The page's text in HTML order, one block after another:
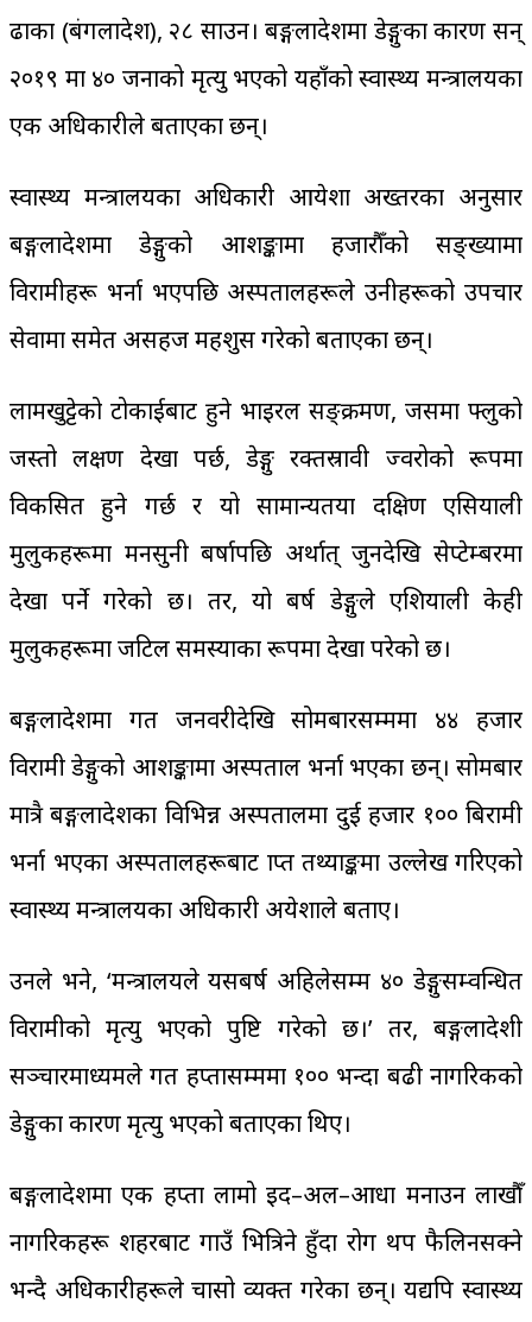
ढाका (बंगलादेश), २८ साउन। बङ्गलादेशमा डेङ्गुका कारण सन्
२०१९ मा ४० जनाको मृत्यु भएको यहाँको स्वास्थ्य मन्त्रालयका
एक अधिकारीले बताएका छन्।
स्वास्थ्य मन्त्रालयका अधिकारी आयेशा अख्तरका अनुसार
बङ्गलादेशमा डेङ्गुको आशङ्कामा हजारौँको सङ्ख्यामा
विरामीहरू भर्ना भएपछि अस्पतालहरूले उनीहरूको उपचार
सेवामा समेत असहज महशुस गरेको बताएका छन्।
लामखुट्टेको टोकाईबाट हुने भाइरल सङ्क्रमण, जसमा फ्लुको
जस्तो लक्षण देखा पर्छ, डेङ्गु रक्तस्रावी ज्वरोको रूपमा
विकसित हुने गर्छ र यो सामान्यतया दक्षिण एसियाली
मुलुकहरूमा मनसुनी बर्षापछि अर्थात् जुनदेखि सेप्टेम्बरमा
देखा पर्ने गरेको छ। तर, यो बर्ष डेङ्गुले एशियाली केही
मुलुकहरूमा जटिल समस्याका रूपमा देखा परेको छ।
बङ्गलादेशमा गत जनवरीदेखि सोमबारसम्ममा ४४ हजार
विरामी डेङ्गुको आशङ्कामा अस्पताल भर्ना भएका छन्। सोमबार
मात्रै बङ्गलादेशका विभिन्न अस्पतालमा दुई हजार १०० बिरामी
भर्ना भएका अस्पतालहरूबाट प्राप्त तथ्याङ्कमा उल्लेख गरिएको
स्वास्थ्य मन्त्रालयका अधिकारी अयेशाले बताए।
उनले भने, ‘मन्त्रालयले यसबर्ष अहिलेसम्म ४० डेङ्गुसम्वन्धित
विरामीको मृत्यु भएको पुष्टि गरेको छ।’ तर, बङ्गलादेशी
सञ्चारमाध्यमले गत हप्तासम्ममा १०० भन्दा बढी नागरिकको
डेङ्गुका कारण मृत्यु भएको बताएका थिए।
बङ्गलादेशमा एक हप्ता लामो इद–अल–आधा मनाउन लाखौँ
नागरिकहरू शहरबाट गाउँ भित्रिने हुँदा रोग थप फैलिनसक्ने
भन्दै अधिकारीहरूले चासो व्यक्त गरेका छन्। यद्यपि स्वास्थ्य